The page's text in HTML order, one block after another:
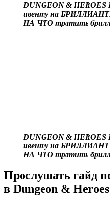
DUNGEON &
ивенту на
НА ЧТО тратить
DUNGEON &
ивенту на
НА ЧТО тратить
Прослушать гайд
в Dungeon & Heroes